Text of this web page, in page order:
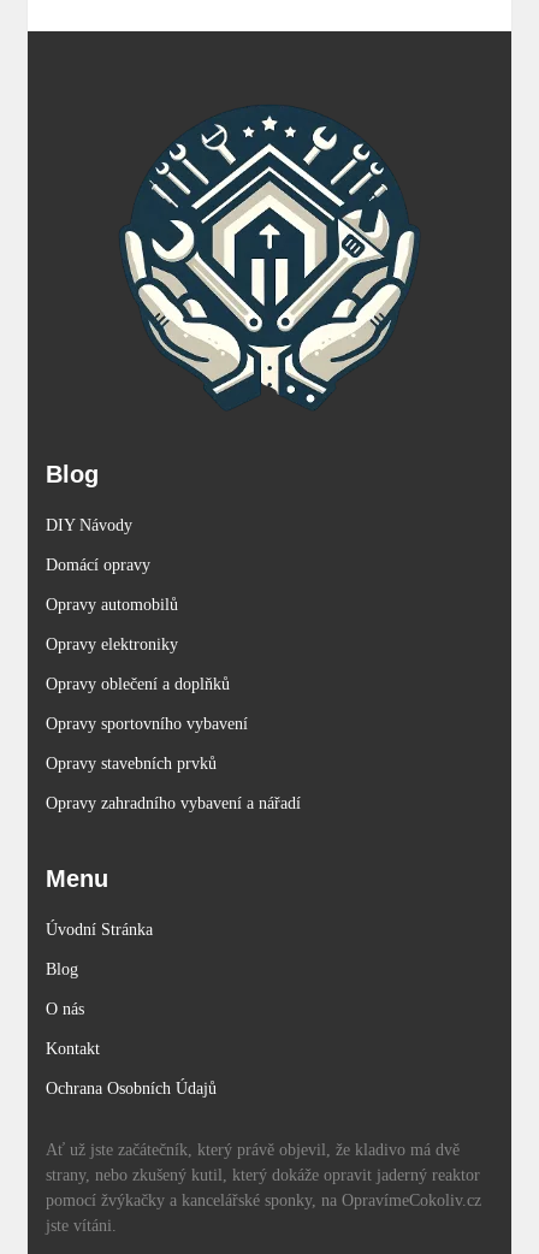
Blog
DIY Návody
Domácí opravy
Opravy automobilů
Opravy elektroniky
Opravy oblečení a doplňků
Opravy sportovního vybavení
Opravy stavebních prvků
Opravy zahradního vybavení a nářadí
Menu
Úvodní Stránka
Blog
O nás
Kontakt
Ochrana Osobních Údajů
Ať už jste začátečník, který právě objevil, že kladivo má dvě
strany, nebo zkušený kutil, který dokáže opravit jaderný reaktor
pomocí žvýkačky a kancelářské sponky, na OpravímeCokoliv.cz
jste vítáni.